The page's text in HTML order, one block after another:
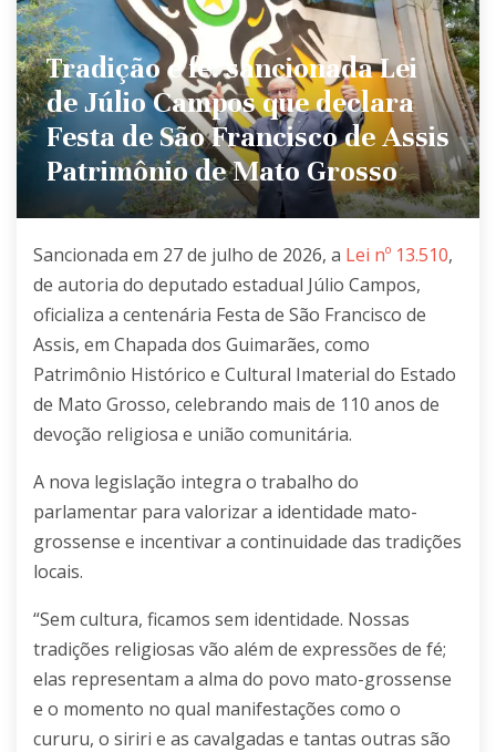
Tradição e fé: sancionada Lei
de Júlio Campos que declara
Festa de São Francisco de Assis
Patrimônio de Mato Grosso
Sancionada em 27 de julho de 2026, a Lei nº 13.510,
de autoria do deputado estadual Júlio Campos,
oficializa a centenária Festa de São Francisco de
Assis, em Chapada dos Guimarães, como
Patrimônio Histórico e Cultural Imaterial do Estado
de Mato Grosso, celebrando mais de 110 anos de
devoção religiosa e união comunitária.
A nova legislação integra o trabalho do
parlamentar para valorizar a identidade mato-
grossense e incentivar a continuidade das tradições
locais.
“Sem cultura, ficamos sem identidade. Nossas
tradições religiosas vão além de expressões de fé;
elas representam a alma do povo mato-grossense
e o momento no qual manifestações como o
cururu, o siriri e as cavalgadas e tantas outras são